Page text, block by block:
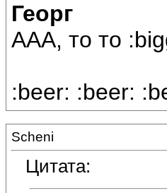
Георг
ААА, то то
:beer: :beer:
Scheni
Цитата: